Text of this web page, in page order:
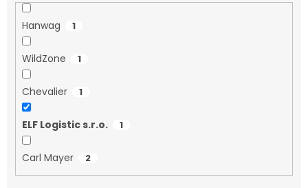
Hanwag 1
WildZone 1
Chevalier 1
ELF Logistic s.r.o. 1
Carl Mayer 2